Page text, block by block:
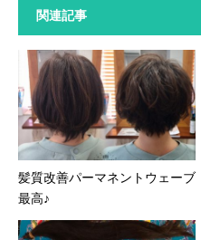
関連記事
髪質改善パーマネントウェーブ
最高♪